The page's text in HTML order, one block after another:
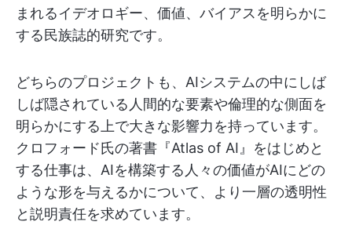
まれるイデオロギー、価値、バイアスを明らかに
する民族誌的研究です。
どちらのプロジェクトも、AIシステムの中にしば
しば隠されている人間的な要素や倫理的な側面を
明らかにする上で大きな影響力を持っています。
クロフォード氏の著書『Atlas of AI』をはじめと
する仕事は、AIを構築する人々の価値がAIにどの
ような形を与えるかについて、より一層の透明性
と説明責任を求めています。